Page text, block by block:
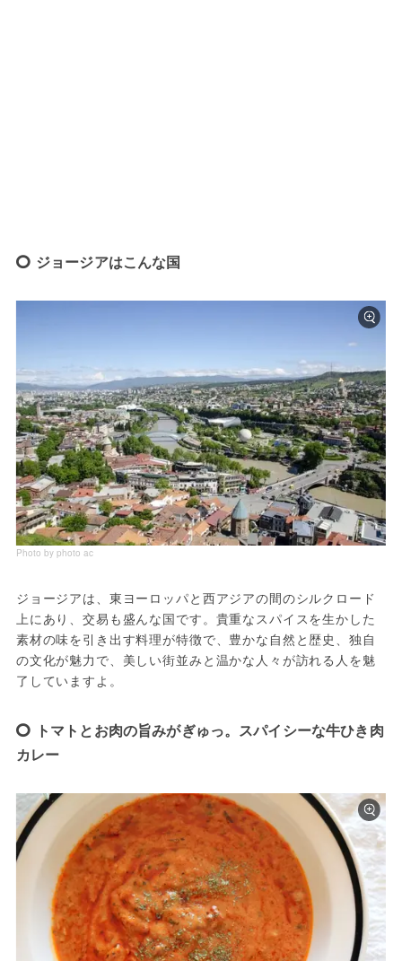
ジョージアはこんな国
Photo by photo ac
ジョージアは、東ヨーロッパと西アジアの間のシルクロード
上にあり、交易も盛んな国です。貴重なスパイスを生かした
素材の味を引き出す料理が特徴で、豊かな自然と歴史、独自
の文化が魅力で、美しい街並みと温かな人々が訪れる人を魅
了していますよ。
トマトとお肉の旨みがぎゅっ。スパイシーな牛ひき肉
カレー